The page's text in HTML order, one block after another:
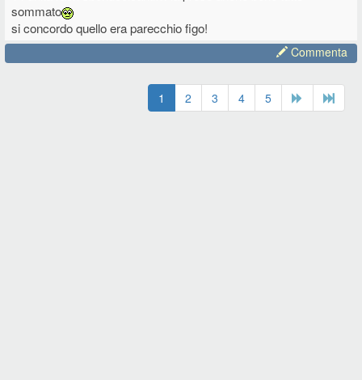
sommato
si concordo quello era parecchio figo!
Commenta
1 2 3 4 5